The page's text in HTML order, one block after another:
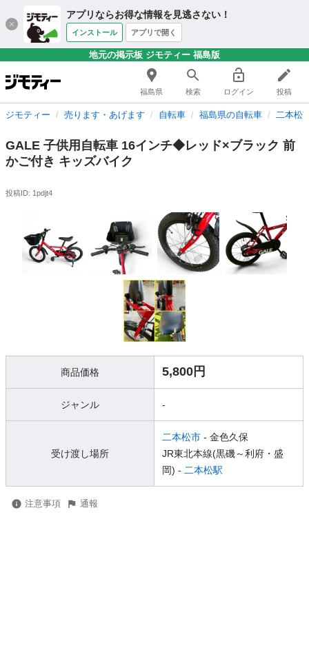
アプリならお得な情報を見逃さない！
インストール アプリで開く
地元の掲示板 ジモティー 福島版
福島県 検索 ログイン 投稿
ジモティー 売ります・あげます 自転車 福島県の自転車 二本松
GALE 子供用自転車 16インチ◆レッド×ブラック 前
かご付き キッズバイク
投稿ID: 1pdjt4
商品価格 5,800円
ジャンル -
受け渡し場所
二本松市 - 金色久保
JR東北本線(黒磯～利府・盛
岡) - 二本松駅
注意事項 通報